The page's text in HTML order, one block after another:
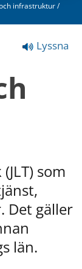
infrastruktur/
Lyssna
som
Det gäller
län.